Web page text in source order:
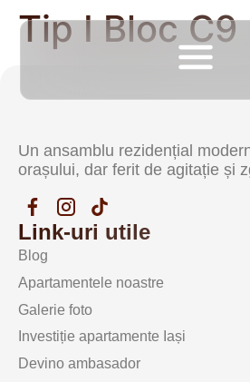
Tip I Bloc C9
Un ansamblu rezidențial
orașului, dar ferit de agitație și
Link-uri utile
Blog
Apartamentele noastre
Galerie foto
Investiție apartamente Iași
Devino ambasador